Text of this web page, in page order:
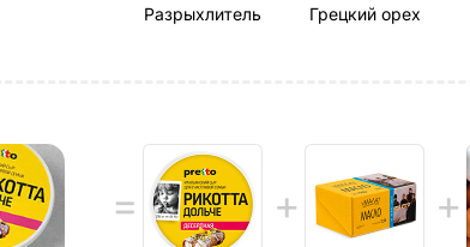
Разрыхлитель Грецкий орех